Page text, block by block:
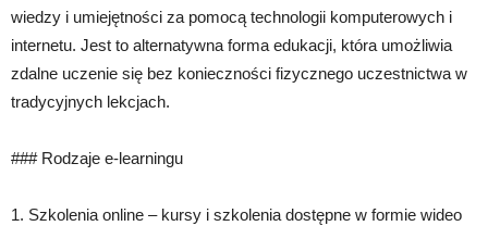
wiedzy i umiejętności za pomocą technologii komputerowych i
internetu. Jest to alternatywna forma edukacji, która umożliwia
zdalne uczenie się bez konieczności fizycznego uczestnictwa w
tradycyjnych lekcjach.
### Rodzaje e-learningu
1. Szkolenia online – kursy i szkolenia dostępne w formie wideo